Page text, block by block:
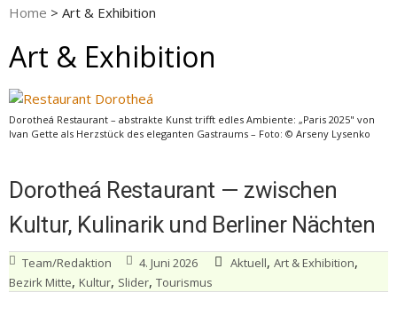
Home > Art & Exhibition
Art & Exhibition
Dorotheá Restaurant – abstrakte Kunst trifft edles Ambiente: „Paris 2025" von
Ivan Gette als Herzstück des eleganten Gastraums – Foto: © Arseny Lysenko
Dorotheá Restaurant — zwischen
Kultur, Kulinarik und Berliner Nächten
Team/Redaktion 4. Juni 2026 Aktuell, Art & Exhibition,
Bezirk Mitte, Kultur, Slider, Tourismus